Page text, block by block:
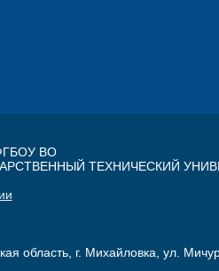
ВО
ТЕХНИЧЕСКИЙ
область, г. Михайловка, ул.